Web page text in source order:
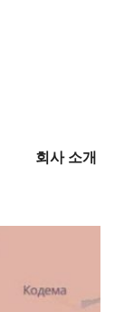
회사 소개